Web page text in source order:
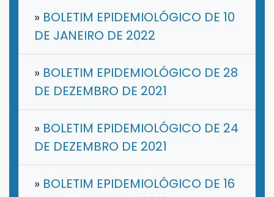
» BOLETIM EPIDEMIOLÓGICO DE 10
DE JANEIRO DE 2022
» BOLETIM EPIDEMIOLÓGICO DE 28
DE DEZEMBRO DE 2021
» BOLETIM EPIDEMIOLÓGICO DE 24
DE DEZEMBRO DE 2021
» BOLETIM EPIDEMIOLÓGICO DE 16